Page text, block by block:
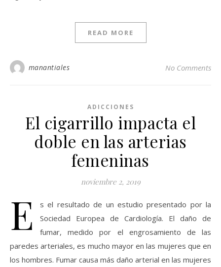
READ MORE
manantiales No Comments
ADICCIONES
El cigarrillo impacta el
doble en las arterias
femeninas
noviembre 2, 2019
E
s el resultado de un estudio presentado por la
Sociedad Europea de Cardiología. El daño de
fumar, medido por el engrosamiento de las
paredes arteriales, es mucho mayor en las mujeres que en
los hombres. Fumar causa más daño arterial en las mujeres